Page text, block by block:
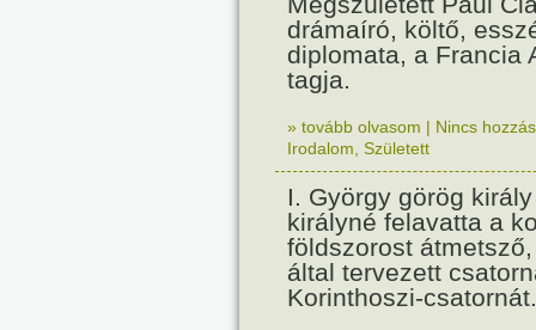
drámaíró, költő,
diplomata, a Francia
tagja.
» tovább olvasom | Nincs
Irodalom Született
I. György görög
királyné felavatta a
földszorost
által tervezett
Korinthoszi-csatornát.